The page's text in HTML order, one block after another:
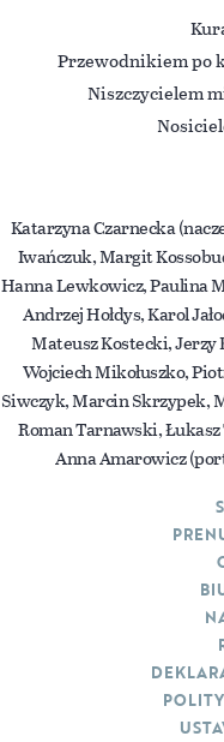
Przewodnikiem po
Niszczycielem
Katarzyna Czarnecka
Iwańczuk, Margit
Hanna Lewkowicz, Paulina
Andrzej Hołdys, Karol
Mateusz Kostecki,
Wojciech Mikołuszko,
Siwczyk, Marcin Skrzypek,
Roman Tarnawski,
Anna Amarowicz